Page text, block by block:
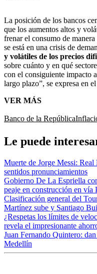
La posición de los bancos
que los aumentos altos y
frenar el consumo de
se está en una crisis de
y volátiles de los precios
sobre cuánto y en qué
con el consiguiente impacto
largo plazo”, se expresa en
VER MÁS
Banco de la República
Le puede
Muerte de Jorge Messi:
sentidos pronunciamientos
Gobierno De La Espriella
peaje en construcción en vía
Clasificación general del
Martínez sube y Santiago
¿Respetas los límites de
revela el impresionante
Juan Fernando Quintero:
Medellín